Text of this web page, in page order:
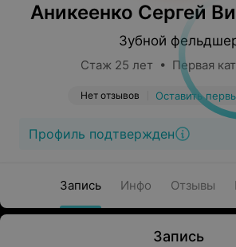
Аникеенко Сергей
Зубной
Стаж 25 лет • Первая
Нет отзывов Оставить
Профиль подтвержден
Запись Инфо Отзывы
Запись